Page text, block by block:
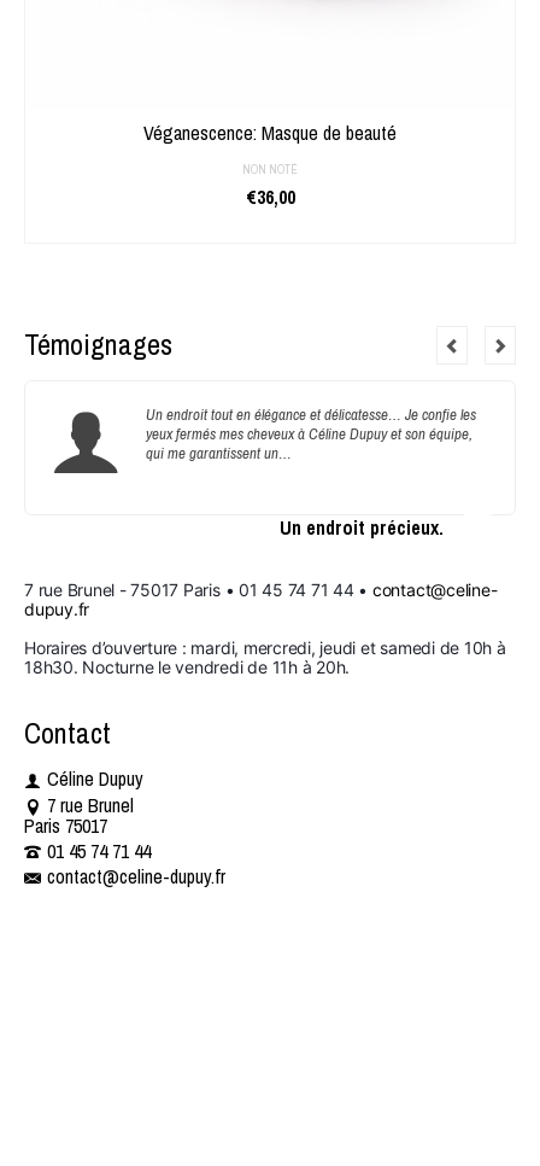
Véganescence: Masque de beauté
NON NOTÉ
€36,00
Témoignages
Un endroit tout en élégance et délicatesse… Je confie les
yeux fermés mes cheveux à Céline Dupuy et son équipe,
qui me garantissent un…
Un endroit précieux.
7 rue Brunel - 75017 Paris • 01 45 74 71 44 • contact@celine-
dupuy.fr
Horaires d’ouverture : mardi, mercredi, jeudi et samedi de 10h à
18h30. Nocturne le vendredi de 11h à 20h.
Contact
Céline Dupuy
7 rue Brunel
Paris 75017
01 45 74 71 44 ​​
contact@celine-dupuy.fr